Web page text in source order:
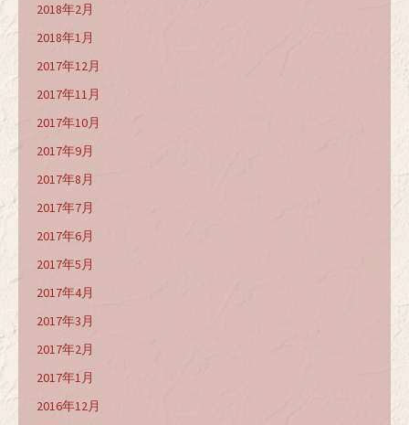
2018年2月
2018年1月
2017年12月
2017年11月
2017年10月
2017年9月
2017年8月
2017年7月
2017年6月
2017年5月
2017年4月
2017年3月
2017年2月
2017年1月
2016年12月